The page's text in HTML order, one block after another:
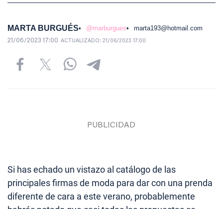
MARTA BURGUÉS @marburgues marta193@hotmail.com
21/06/2023 17:00 ACTUALIZADO: 21/06/2023 17:00
Si has echado un vistazo al catálogo de las
principales firmas de moda para dar con una prenda
diferente de cara a este verano, probablemente